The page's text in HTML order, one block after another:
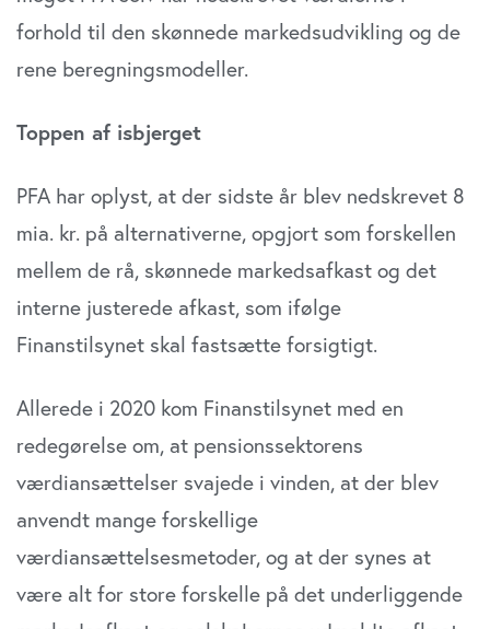
din brug af vores website med vores partnere inden for
sociale medier, annonceringspartnere og
analysepartnere. Vores partnere kan kombinere disse
data med andre oplysninger, du har givet dem, eller som
samtykker til vores cookies, hvis du fortsætter med at
forhold til den skønnede markedsudvikling og de
rene beregningsmodeller.
Toppen af isbjerget
PFA har oplyst, at der sidste år blev nedskrevet 8
mia. kr. på alternativerne, opgjort som forskellen
mellem de rå, skønnede markedsafkast og det
interne justerede afkast, som ifølge
Finanstilsynet skal fastsætte forsigtigt.
Allerede i 2020 kom Finanstilsynet med en
redegørelse om, at pensionssektorens
værdiansættelser svajede i vinden, at der blev
anvendt mange forskellige
værdiansættelsesmetoder, og at der synes at
være alt for store forskelle på det underliggende